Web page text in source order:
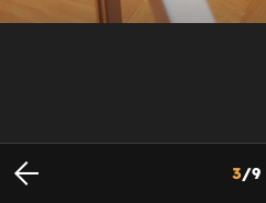
3/9